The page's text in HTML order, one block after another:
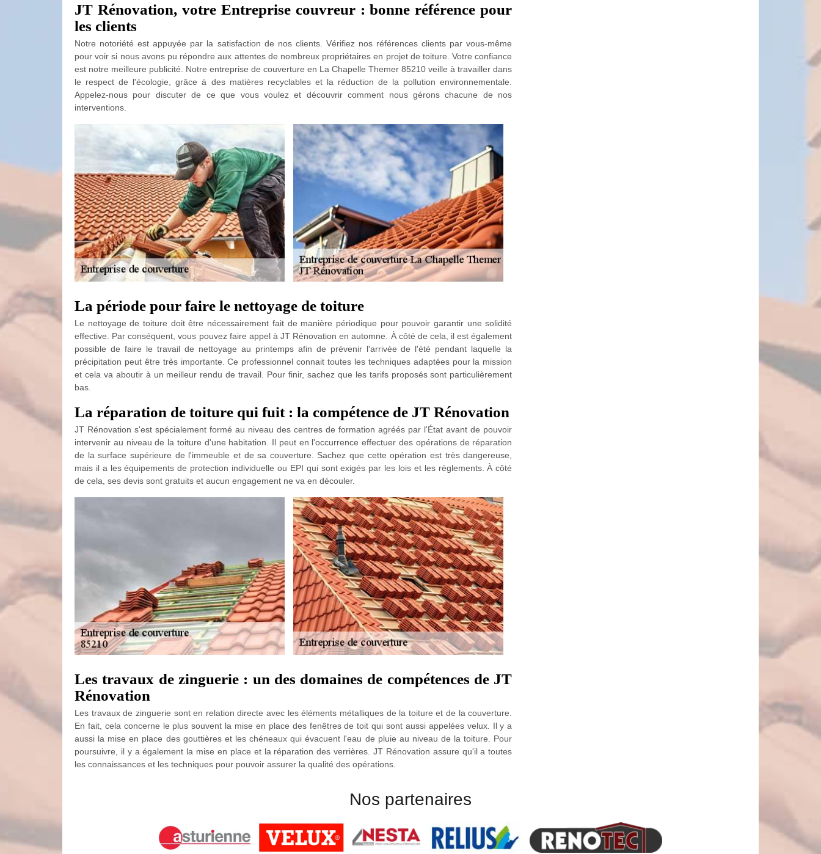
JT Rénovation, votre Entreprise couvreur : bonne référence pour
les clients
Notre notoriété est appuyée par la satisfaction de nos clients. Vérifiez nos références clients par vous-même
pour voir si nous avons pu répondre aux attentes de nombreux propriétaires en projet de toiture. Votre confiance
est notre meilleure publicité. Notre entreprise de couverture en La Chapelle Themer 85210 veille à travailler dans
le respect de l'écologie, grâce à des matières recyclables et la réduction de la pollution environnementale.
Appelez-nous pour discuter de ce que vous voulez et découvrir comment nous gérons chacune de nos
interventions.
La période pour faire le nettoyage de toiture
Le nettoyage de toiture doit être nécessairement fait de manière périodique pour pouvoir garantir une solidité
effective. Par conséquent, vous pouvez faire appel à JT Rénovation en automne. À côté de cela, il est également
possible de faire le travail de nettoyage au printemps afin de prévenir l'arrivée de l'été pendant laquelle la
précipitation peut être très importante. Ce professionnel connait toutes les techniques adaptées pour la mission
et cela va aboutir à un meilleur rendu de travail. Pour finir, sachez que les tarifs proposés sont particulièrement
bas.
La réparation de toiture qui fuit : la compétence de JT Rénovation
JT Rénovation s'est spécialement formé au niveau des centres de formation agréés par l'État avant de pouvoir
intervenir au niveau de la toiture d'une habitation. Il peut en l'occurrence effectuer des opérations de réparation
de la surface supérieure de l'immeuble et de sa couverture. Sachez que cette opération est très dangereuse,
mais il a les équipements de protection individuelle ou EPI qui sont exigés par les lois et les règlements. À côté
de cela, ses devis sont gratuits et aucun engagement ne va en découler.
Les travaux de zinguerie : un des domaines de compétences de JT
Rénovation
Les travaux de zinguerie sont en relation directe avec les éléments métalliques de la toiture et de la couverture.
En fait, cela concerne le plus souvent la mise en place des fenêtres de toit qui sont aussi appelées velux. Il y a
aussi la mise en place des gouttières et les chéneaux qui évacuent l'eau de pluie au niveau de la toiture. Pour
poursuivre, il y a également la mise en place et la réparation des verrières. JT Rénovation assure qu'il a toutes
les connaissances et les techniques pour pouvoir assurer la qualité des opérations.
Nos partenaires